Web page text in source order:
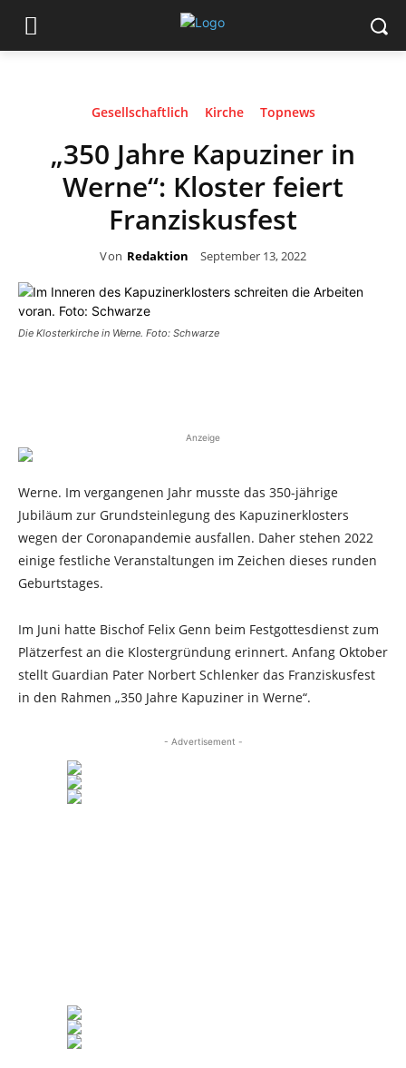
Gesellschaftlich Kirche Topnews
„350 Jahre Kapuziner in
Werne“: Kloster feiert
Franziskusfest
Von Redaktion September 13, 2022
Die Klosterkirche in Werne. Foto: Schwarze
Anzeige
Werne. Im vergangenen Jahr musste das 350-jährige
Jubiläum zur Grundsteinlegung des Kapuzinerklosters
wegen der Coronapandemie ausfallen. Daher stehen 2022
einige festliche Veranstaltungen im Zeichen dieses runden
Geburtstages.
Im Juni hatte Bischof Felix Genn beim Festgottesdienst zum
Plätzerfest an die Klostergründung erinnert. Anfang Oktober
stellt Guardian Pater Norbert Schlenker das Franziskusfest
in den Rahmen „350 Jahre Kapuziner in Werne“.
- Advertisement -